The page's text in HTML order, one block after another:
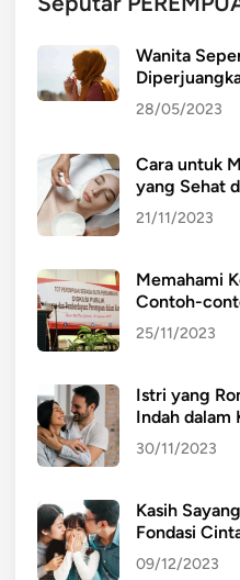
Wanita
28/05/2023
Cara untuk
yang Sehat
21/11/2023
Memahami
Contoh-
25/11/2023
Istri yang
Indah dalam
30/11/2023
Kasih
Fondasi
09/12/2023